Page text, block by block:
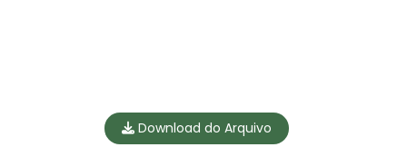
Download do Arquivo